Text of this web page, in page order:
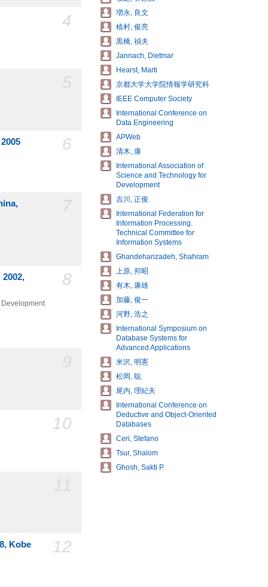
4
6
8
Development
10
12
Kobe
増永, 良文
植村, 俊亮
黒橋, 禎夫
Jannach, Dietmar
Hearst, Marti
京都大学大学院情報学研究科
IEEE Computer Society
International Conference on
Data Engineering
APWeb
清木, 康
International Association of
Science and Technology for
Development
吉川, 正俊
International Federation for
Information Processing.
Technical Committee for
Information Systems
Ghandeharizadeh, Shahram
上原, 邦昭
有木, 康雄
加藤, 俊一
河野, 浩之
International Symposium on
Database Systems for
Advanced Applications
米沢, 明憲
松岡, 聡
尾内, 理紀夫
International Conference on
Deductive and Object-Oriented
Databases
Ceri, Stefano
Tsur, Shalom
Ghosh, Sakti P.